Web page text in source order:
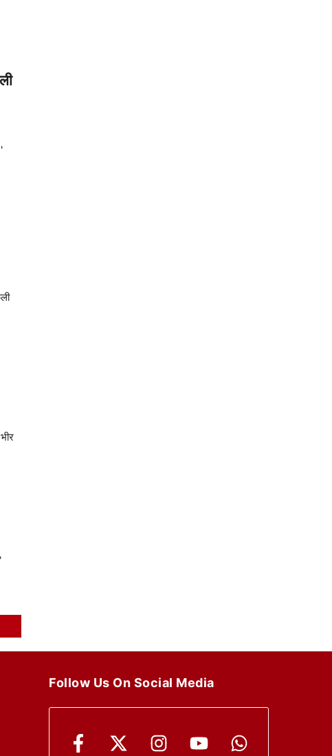
Follow Us On Social Media